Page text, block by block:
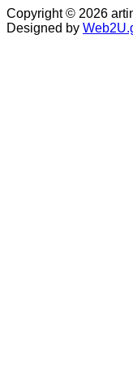
Copyright © 2026
Designed by